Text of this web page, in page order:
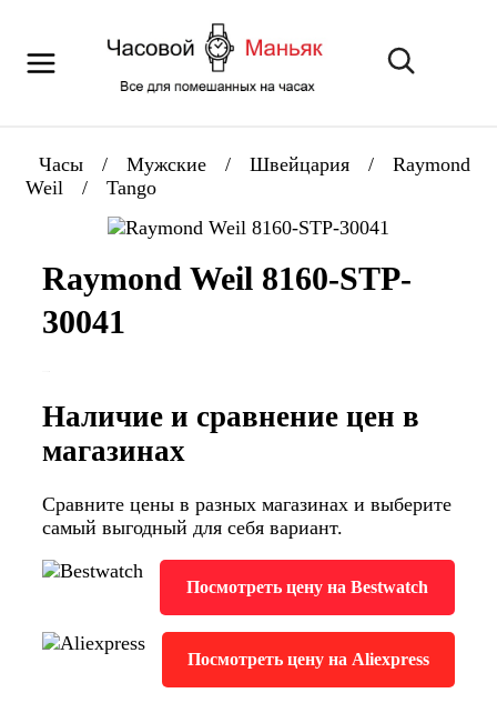
Часы / Мужские / Швейцария /
Raymond
Weil
/ Tango
Raymond Weil 8160-STP-
30041
Наличие и сравнение цен в
магазинах
Сравните цены в разных магазинах и выберите
самый выгодный для себя вариант.
Посмотреть цену на Bestwatch
Посмотреть цену на Aliexpress